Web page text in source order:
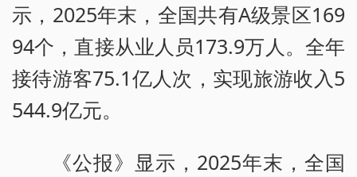
示，2025年末，全国共有A级景区169
94个，直接从业人员173.9万人。全年
接待游客75.1亿人次，实现旅游收入5
544.9亿元。
《公报》显示，2025年末，全国